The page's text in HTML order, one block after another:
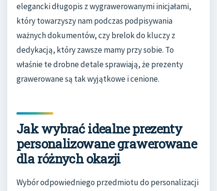
elegancki długopis z wygrawerowanymi inicjałami,
który towarzyszy nam podczas podpisywania
ważnych dokumentów, czy brelok do kluczy z
dedykacją, który zawsze mamy przy sobie. To
właśnie te drobne detale sprawiają, że prezenty
grawerowane są tak wyjątkowe i cenione.
Jak wybrać idealne prezenty
personalizowane grawerowane
dla różnych okazji
Wybór odpowiedniego przedmiotu do personalizacji